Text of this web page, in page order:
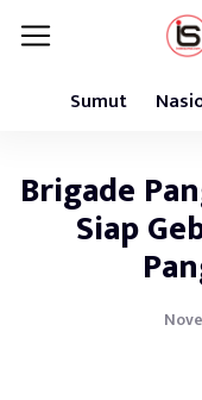
Sumut
Brigade
Siap